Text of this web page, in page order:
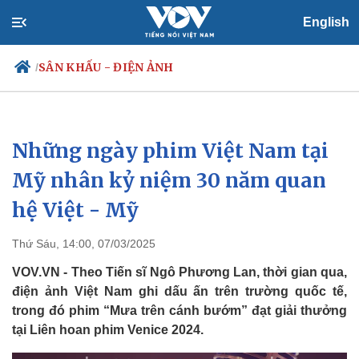
English
/SÂN KHẤU - ĐIỆN ẢNH
Chính trị
Đảng
Tổ chức nhân sự
Quốc hội
Nhận diện sự thật
Xã hội
Tin 24h
Dự báo thời tiết
Những ngày phim Việt Nam tại
Mỹ nhân kỷ niệm 30 năm quan
hệ Việt - Mỹ
Thứ Sáu, 14:00, 07/03/2025
VOV.VN - Theo Tiến sĩ Ngô Phương Lan, thời gian qua,
điện ảnh Việt Nam ghi dấu ấn trên trường quốc tế,
trong đó phim “Mưa trên cánh bướm” đạt giải thưởng
tại Liên hoan phim Venice 2024.